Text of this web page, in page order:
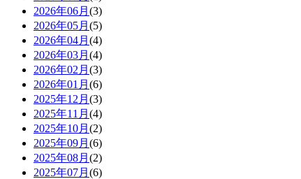
2026年06月 (3)
2026年05月 (5)
2026年04月 (4)
2026年03月 (4)
2026年02月 (3)
2026年01月 (6)
2025年12月 (3)
2025年11月 (4)
2025年10月 (2)
2025年09月 (6)
2025年08月 (2)
2025年07月 (6)